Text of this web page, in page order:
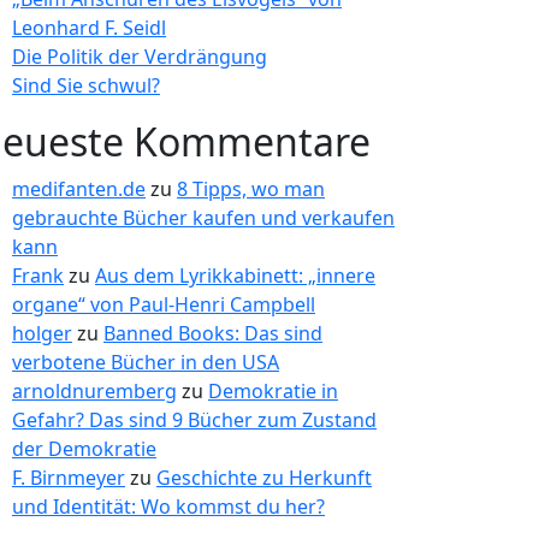
Leonhard F. Seidl
Die Politik der Verdrängung
Sind Sie schwul?
Kommentare
medifanten.dezu 8 Tipps, wo man
gebrauchte Bücher kaufen und verkaufen
kann
Frankzu Aus dem Lyrikkabinett: „innere
organe“ von Paul-Henri Campbell
holgerzu Banned Books: Das sind
verbotene Bücher in den USA
arnoldnuremberg zu Demokratie in
Gefahr? Das sind 9 Bücher zum Zustand
der Demokratie
F. Birnmeyerzu Geschichte zu Herkunft
und Identität: Wo kommst du her?